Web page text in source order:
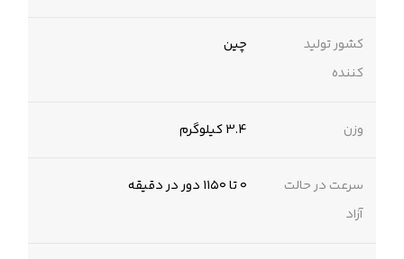
کشور تولید
کننده
چین
وزن 3.4 کیلوگرم
سرعت در حالت
آزاد
۰ تا ۱۱۵۰ دور در دقیقه